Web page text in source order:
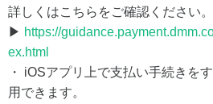
詳しくはこちらをご確認ください。
▶ https://
ex.html
・ iOSアプリ上で支払い手続きを
用できます。